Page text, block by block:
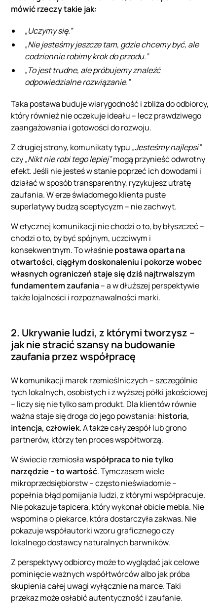
mówić rzeczy takie jak:
„Uczymy się.”
„Nie jesteśmy jeszcze tam, gdzie chcemy być, ale
codziennie robimy krok do przodu.”
„To jest trudne, ale próbujemy znaleźć
odpowiedzialne rozwiązanie.”
Taka postawa buduje wiarygodność i zbliża do odbiorcy,
który również nie oczekuje ideału – lecz prawdziwego
zaangażowania i gotowości do rozwoju.
Z drugiej strony, komunikaty typu „Jesteśmy najlepsi”
czy„Nikt nie robi tego lepiej”mogą przynieść odwrotny
efekt. Jeśli nie jesteś w stanie poprzeć ich dowodami i
działać w sposób transparentny, ryzykujesz utratę
zaufania. W erze świadomego klienta puste
superlatywy budzą sceptycyzm – nie zachwyt.
W etycznej komunikacji nie chodzi o to, by błyszczeć –
chodzi o to, by być spójnym, uczciwym i
konsekwentnym. To właśniepostawa oparta na
otwartości, ciągłym doskonaleniu i pokorze wobec
własnych ograniczeń staje się dziś najtrwalszym
fundamentem zaufania– a w dłuższej perspektywie
także lojalności i rozpoznawalności marki.
2. Ukrywanie ludzi, z którymi tworzysz –
jak nie stracić szansy na budowanie
zaufania przez współpracę
W komunikacji marek rzemieślniczych – szczególnie
tych lokalnych, osobistych i z wyższej półki jakościowej
– liczy się nie tylko sam produkt. Dla klientów równie
ważna staje się droga do jego powstania: historia,
intencja, człowiek. A także cały zespół lub grono
partnerów, którzy ten proces współtworzą.
W świecie rzemiosławspółpraca to nie tylko
narzędzie – to wartość. Tymczasem wiele
mikroprzedsiębiorstw – często nieświadomie –
popełnia błąd pomijania ludzi, z którymi współpracuje.
Nie pokazuje tapicera, który wykonał obicie mebla. Nie
wspomina o piekarce, która dostarczyła zakwas. Nie
pokazuje współautorki wzoru graficznego czy
lokalnego dostawcy naturalnych barwników.
Z perspektywy odbiorcy może to wyglądać jak celowe
pominięcie ważnych współtwórców albo jak próba
skupienia całej uwagi wyłącznie na marce. Taki
przekaz może osłabić autentyczność i zaufanie.